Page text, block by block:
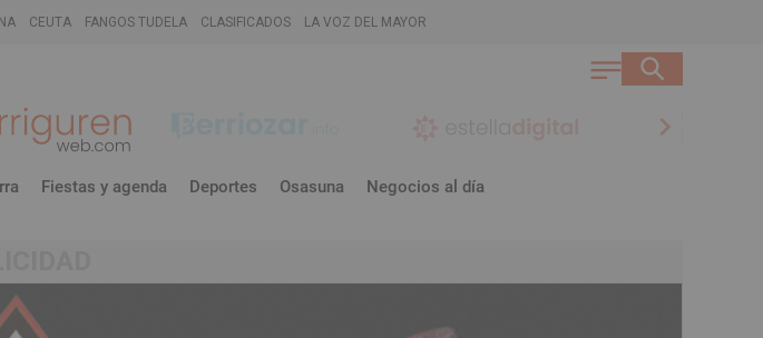
CEUTA FANGOS TUDELA CLASIFICADOS LA VOZ DEL MAYOR
chevron_right
Fiestas y agenda Deportes Osasuna Negocios al día